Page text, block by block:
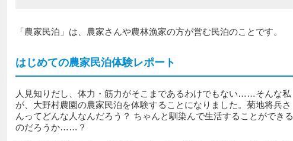
「農家民泊」は、農家さんや農林漁家の方が営む民泊のことです。
はじめての農家民泊体験レポート
人見知りだし、体力・筋力がそこまであるわけでもない……そんな私
が、大野村農園の農家民泊を体験することになりました。菊地将兵さ
んってどんな人なんだろう？ ちゃんと馴染んで生活することができる
のだろうか……？